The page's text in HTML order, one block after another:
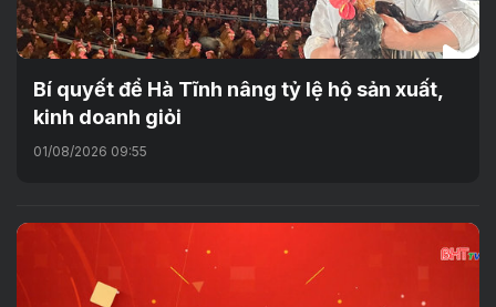
Bí quyết để Hà Tĩnh nâng tỷ lệ hộ sản xuất,
kinh doanh giỏi
01/08/2026 09:55